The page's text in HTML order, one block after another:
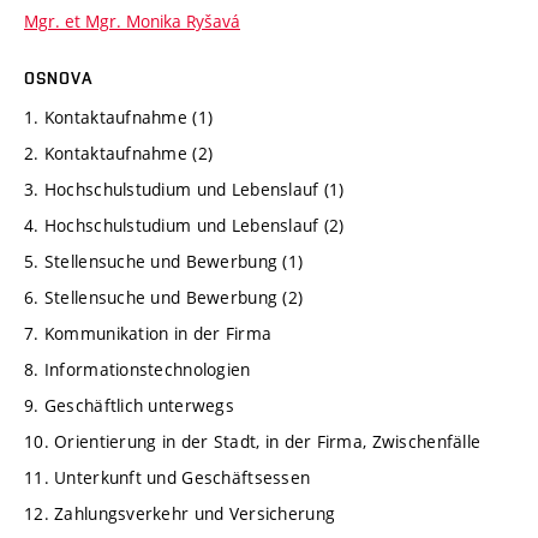
Mgr. et Mgr. Monika Ryšavá
OSNOVA
1. Kontaktaufnahme (1)
2. Kontaktaufnahme (2)
3. Hochschulstudium und Lebenslauf (1)
4. Hochschulstudium und Lebenslauf (2)
5. Stellensuche und Bewerbung (1)
6. Stellensuche und Bewerbung (2)
7. Kommunikation in der Firma
8. Informationstechnologien
9. Geschäftlich unterwegs
10. Orientierung in der Stadt, in der Firma, Zwischenfälle
11. Unterkunft und Geschäftsessen
12. Zahlungsverkehr und Versicherung